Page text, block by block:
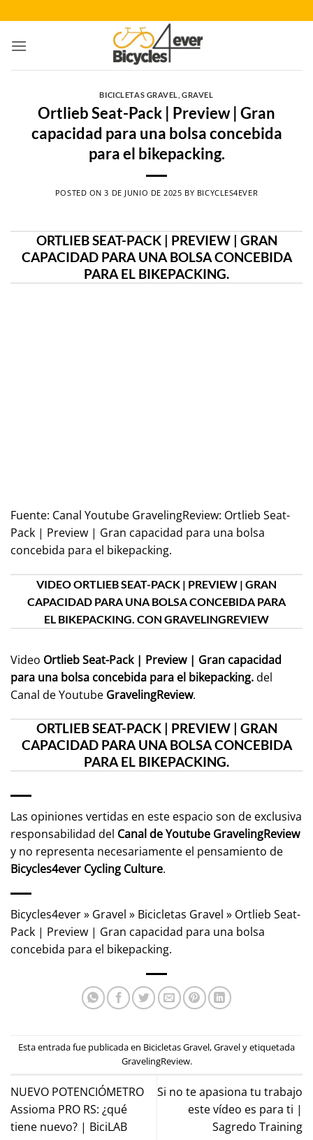
al
contenido
BICICLETAS GRAVEL ,GRAVEL
Ortlieb Seat-Pack | Preview | Gran
capacidad para una bolsa concebida
para el bikepacking.
POSTED ON3 DE JUNIO DE 2025 BY BICYCLES4EVER
ORTLIEB SEAT-PACK | PREVIEW | GRAN
CAPACIDAD PARA UNA BOLSA CONCEBIDA
PARA EL BIKEPACKING.
Fuente: Canal Youtube GravelingReview: Ortlieb Seat-
Pack | Preview | Gran capacidad para una bolsa
concebida para el bikepacking.
VIDEO ORTLIEB SEAT-PACK | PREVIEW | GRAN
CAPACIDAD PARA UNA BOLSA CONCEBIDA PARA
EL BIKEPACKING. CON GRAVELINGREVIEW
Video Ortlieb Seat-Pack | Preview | Gran capacidad
para una bolsa concebida para el bikepacking.del
Canal de Youtube GravelingReview.
ORTLIEB SEAT-PACK | PREVIEW | GRAN
CAPACIDAD PARA UNA BOLSA CONCEBIDA
PARA EL BIKEPACKING.
Las opiniones vertidas en este espacio son de exclusiva
responsabilidad del Canal de Youtube GravelingReview
y no representa necesariamente el pensamiento de
Bicycles4ever Cycling Culture.
Bicycles4ever» Gravel » Bicicletas Gravel » Ortlieb Seat-
Pack | Preview | Gran capacidad para una bolsa
concebida para el bikepacking.
Esta entrada fue publicada en Bicicletas Gravel,Gravely etiquetada
GravelingReview.
NUEVO POTENCIÓMETRO
Assioma PRO RS: ¿qué
tiene nuevo? | BiciLAB
Si no te apasiona tu trabajo
este vídeo es para ti |
Sagredo Training